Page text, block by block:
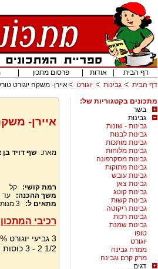
דף הבית
אודות פרסום מתכון
דף הבית
גבינות יוגורט
איירן- משקה יוגורט
מתכונים בקטגוריות של:
בשר
גבינות
גבינות - שונות
גבינות לבנות
גבינות מותכות
גבינות מלוחות
גבינות מסקרפונה
גבינות מתוקות
גבינות עובש
גבינות צאן
גבינות קוטג
גבינות קשות
גבינות ריקוטה
גבינות רכות
גבינות שמנת
טופו
יוגורט
ממרח גבינה
מרק קרם וגבינה
דגים
איירן-
מאת: שף דויד
רמת קושי:
קל
משך ההכנה:
עד
מתאים ל:
3 מנות
רכיבי
3 גביעי יוגורט 1/2% 1 שומן
1/2 2 - 3 כוסות מים